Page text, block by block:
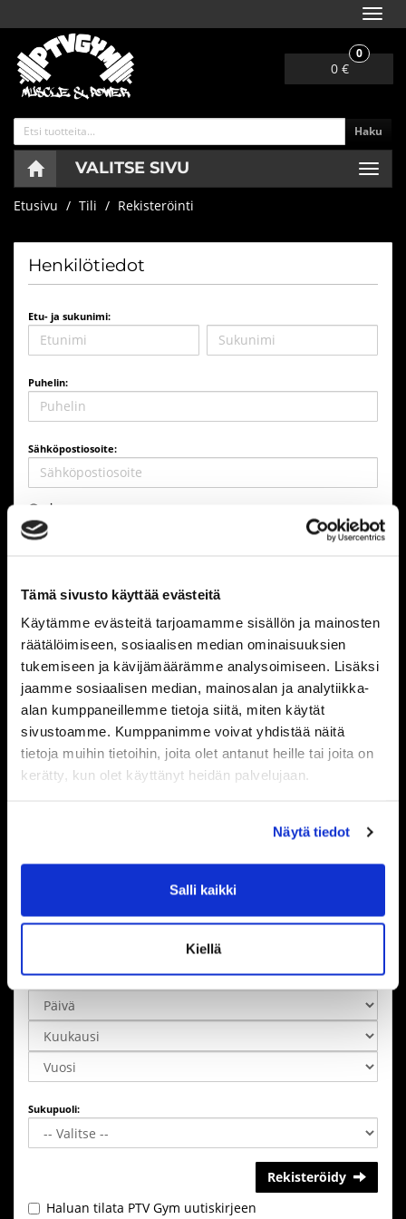
Tämä sivusto käyttää evästeitä
Käytämme evästeitä tarjoamamme sisällön ja mainosten
räätälöimiseen, sosiaalisen median ominaisuuksien
tukemiseen ja kävijämäärämme analysoimiseen. Lisäksi
jaamme sosiaalisen median, mainosalan ja analytiikka-
alan kumppaneillemme tietoja siitä, miten käytät
sivustoamme. Kumppanimme voivat yhdistää näitä
tietoja muihin tietoihin, joita olet antanut heille tai joita on
kerätty, kun olet käyttänyt heidän palvelujaan.
Näytä tiedot
Salli kaikki
Kiellä
0 €
0
Haku
VALITSE SIVU
Etusivu Tili Rekisteröinti
Henkilötiedot
Etu- ja sukunimi:
Puhelin:
Sähköpostiosoite:
Salasana
Salasana uudestaan:
Osoitetiedot
Osoite:
Maa:
Lisätiedot
Syntymäaika:
Sukupuoli:
Rekisteröidy
Haluan tilata PTV Gym uutiskirjeen